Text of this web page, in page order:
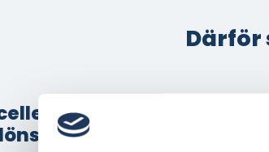
Därför
i Svedala – rätt
solenergi